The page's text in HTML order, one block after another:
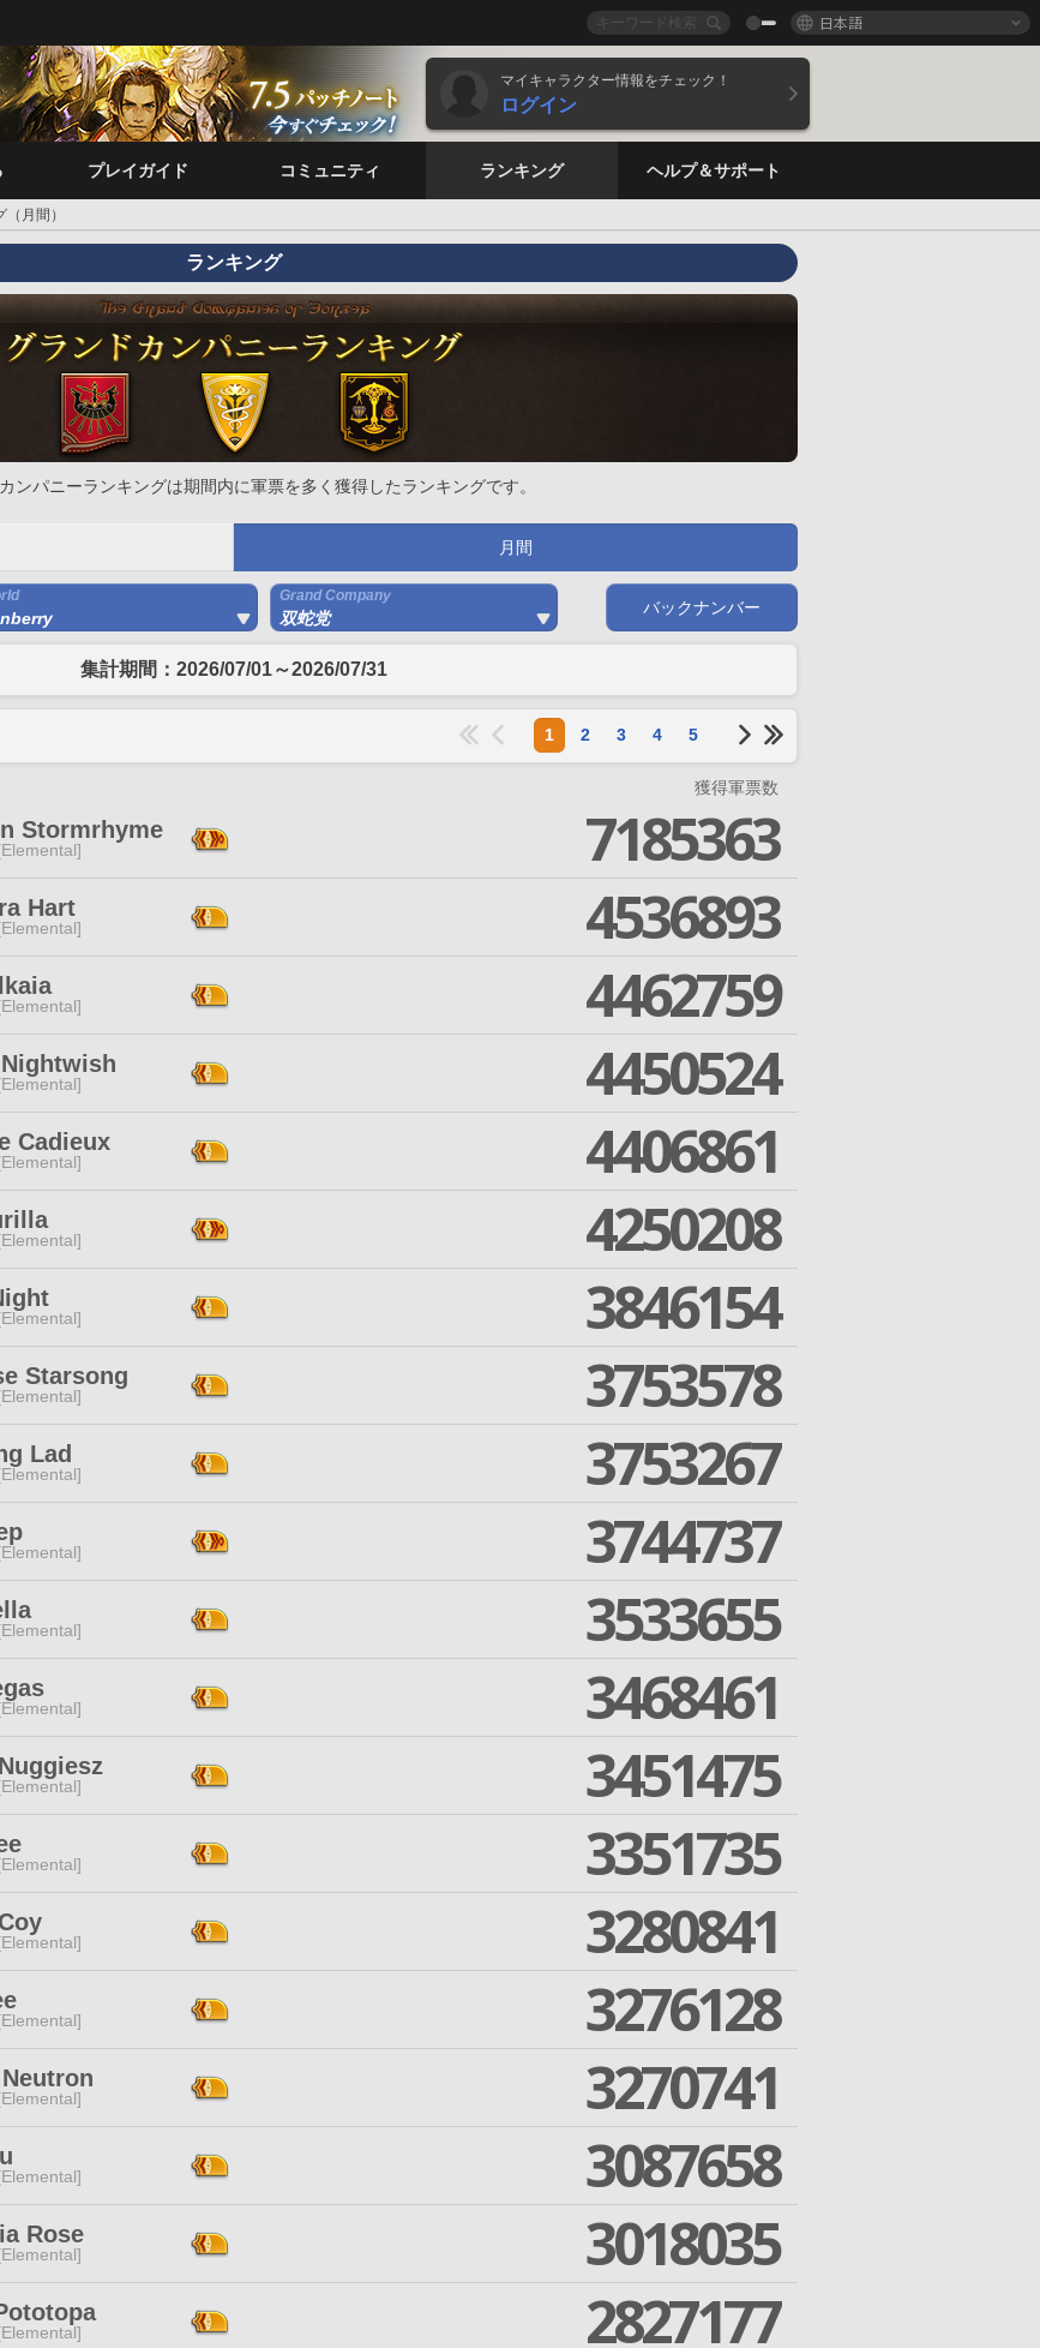
日本語
マイキャラクター情報をチェック！
ログイン
プレイガイド コミュニティ ランキング ヘルプ＆サポート
月間）
ランキング
ンパニーランキングは期間内に軍票を多く獲得したランキングです。
月間
Grand Company
双蛇党
バックナンバー
集計期間：2026/07/01～2026/07/31
1 2 3 4 5
獲得軍票数
Stormrhyme
7185363
Hart
4536893
4462759
4450524
Cadieux
4406861
4250208
3846154
Starsong
3753578
Lad
3753267
3744737
3533655
3468461
3451475
3351735
3280841
3276128
3270741
3087658
Rose
3018035
2827177